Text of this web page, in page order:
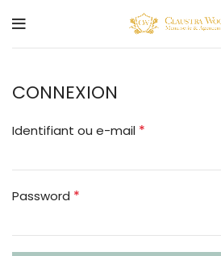
CONNEXION
Identifiant ou e-mail *
Password *